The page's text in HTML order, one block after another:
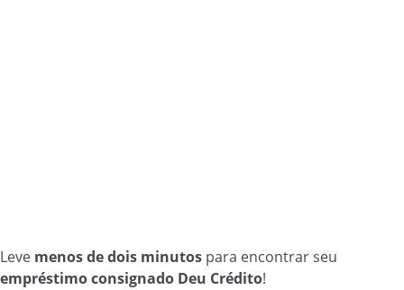
Leve menos de dois minutos para encontrar seu
empréstimo consignado Deu Crédito!